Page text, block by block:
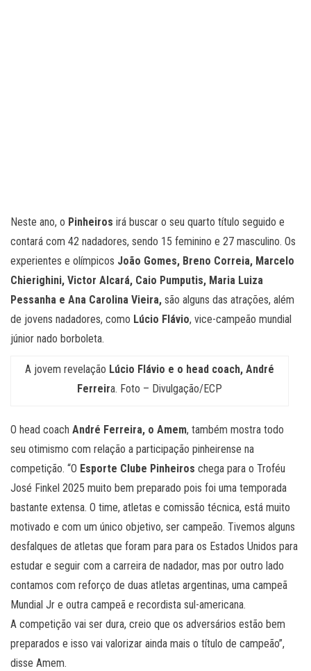
Neste ano, o Pinheiros irá buscar o seu quarto título seguido e
contará com 42 nadadores, sendo 15 feminino e 27 masculino. Os
experientes e olímpicos João Gomes, Breno Correia, Marcelo
Chierighini, Victor Alcará, Caio Pumputis, Maria Luiza
Pessanha e Ana Carolina Vieira, são alguns das atrações, além
de jovens nadadores, como Lúcio Flávio, vice-campeão mundial
júnior nado borboleta.
A jovem revelação Lúcio Flávio e o head coach, André
Ferreira. Foto – Divulgação/ECP
O head coach André Ferreira, o Amem, também mostra todo
seu otimismo com relação a participação pinheirense na
competição. “O Esporte Clube Pinheiros chega para o Troféu
José Finkel 2025 muito bem preparado pois foi uma temporada
bastante extensa. O time, atletas e comissão técnica, está muito
motivado e com um único objetivo, ser campeão. Tivemos alguns
desfalques de atletas que foram para para os Estados Unidos para
estudar e seguir com a carreira de nadador, mas por outro lado
contamos com reforço de duas atletas argentinas, uma campeã
Mundial Jr e outra campeã e recordista sul-americana.
A competição vai ser dura, creio que os adversários estão bem
preparados e isso vai valorizar ainda mais o título de campeão”,
disse Amem.